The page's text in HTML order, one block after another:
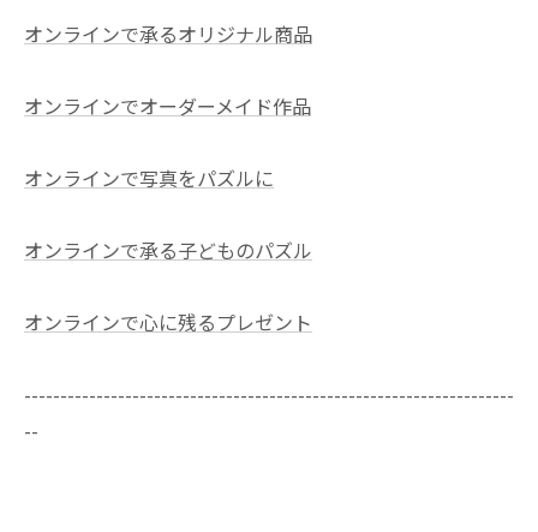
オンラインで承るオリジナル商品
オンラインでオーダーメイド作品
オンラインで写真をパズルに
オンラインで承る子どものパズル
オンラインで心に残るプレゼント
--------------------------------------------------------------------
--